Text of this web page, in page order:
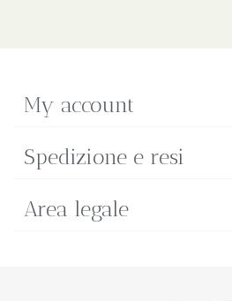
My account
Spedizione e resi
Area legale